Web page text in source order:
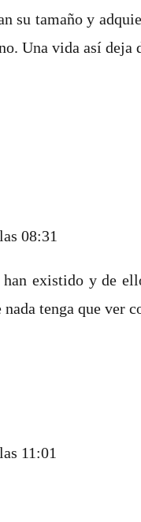
su tamaño y
Una vida así deja
08:31
existido y de
tenga que ver
11:01